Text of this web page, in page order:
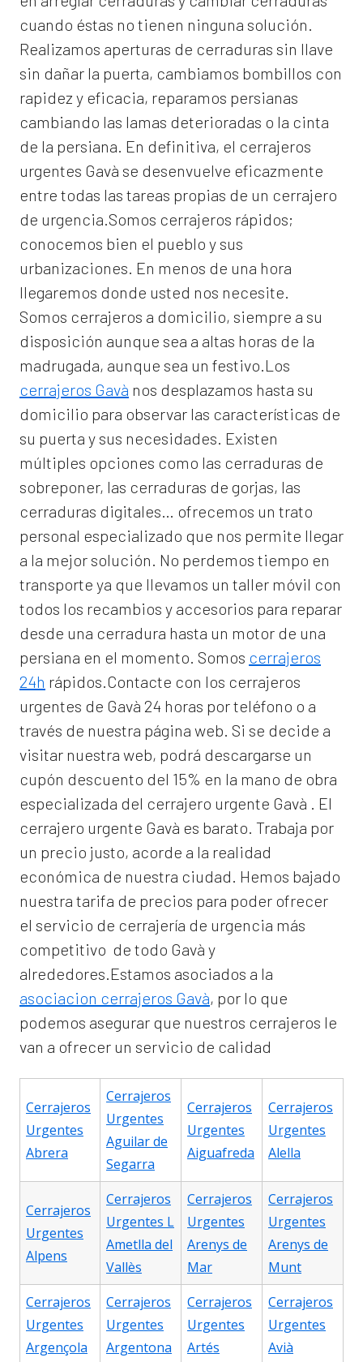
cuando éstas no tienen ninguna solución.
Realizamos aperturas de cerraduras sin llave
sin dañar la puerta, cambiamos bombillos con
rapidez y eficacia, reparamos persianas
cambiando las lamas deterioradas o la cinta
de la persiana. En definitiva, el cerrajeros
urgentes Gavà se desenvuelve eficazmente
entre todas las tareas propias de un cerrajero
de urgencia.Somos cerrajeros rápidos;
conocemos bien el pueblo y sus
urbanizaciones. En menos de una hora
llegaremos donde usted nos necesite.
Somos cerrajeros a domicilio, siempre a su
disposición aunque sea a altas horas de la
madrugada, aunque sea un festivo.Los
cerrajeros Gavà nos desplazamos hasta su
domicilio para observar las características de
su puerta y sus necesidades. Existen
múltiples opciones como las cerraduras de
sobreponer, las cerraduras de gorjas, las
cerraduras digitales… ofrecemos un trato
personal especializado que nos permite llegar
a la mejor solución. No perdemos tiempo en
transporte ya que llevamos un taller móvil con
todos los recambios y accesorios para reparar
desde una cerradura hasta un motor de una
persiana en el momento. Somos cerrajeros
24h rápidos.Contacte con los cerrajeros
urgentes de Gavà 24 horas por teléfono o a
través de nuestra página web. Si se decide a
visitar nuestra web, podrá descargarse un
cupón descuento del 15% en la mano de obra
especializada del cerrajero urgente Gavà . El
cerrajero urgente Gavà es barato. Trabaja por
un precio justo, acorde a la realidad
económica de nuestra ciudad. Hemos bajado
nuestra tarifa de precios para poder ofrecer
el servicio de cerrajería de urgencia más
competitivo de todo Gavà y
alrededores.Estamos asociados a la
asociacion cerrajeros Gavà, por lo que
podemos asegurar que nuestros cerrajeros le
van a ofrecer un servicio de calidad
Cerrajeros
Urgentes
Abrera
Cerrajeros
Urgentes
Aguilar de
Segarra
Cerrajeros
Urgentes
Aiguafreda
Cerrajeros
Urgentes
Alella
Cerrajeros
Urgentes
Alpens
Cerrajeros
Urgentes L
Ametlla del
Vallès
Cerrajeros
Urgentes
Arenys de
Mar
Cerrajeros
Urgentes
Arenys de
Munt
Cerrajeros
Urgentes
Argençola
Cerrajeros
Urgentes
Argentona
Cerrajeros
Urgentes
Artés
Cerrajeros
Urgentes
Avià